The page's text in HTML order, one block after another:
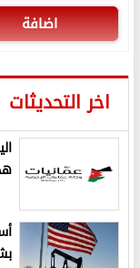
اضافة
اخر التحديثات